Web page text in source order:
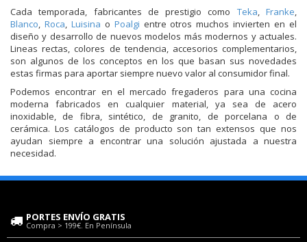
Cada temporada, fabricantes de prestigio como Teka,Franke,
Blanco, Roca, Luisina o Poalgi entre otros muchos invierten en el
diseño y desarrollo de nuevos modelos más modernos y actuales.
Lineas rectas, colores de tendencia, accesorios complementarios,
son algunos de los conceptos en los que basan sus novedades
estas firmas para aportar siempre nuevo valor al consumidor final.
Podemos encontrar en el mercado fregaderos para una cocina
moderna fabricados en cualquier material, ya sea de acero
inoxidable, de fibra, sintético, de granito, de porcelana o de
cerámica. Los catálogos de producto son tan extensos que nos
ayudan siempre a encontrar una solución ajustada a nuestra
necesidad.
PORTES ENVÍO GRATIS
Compra > 199€. En Península